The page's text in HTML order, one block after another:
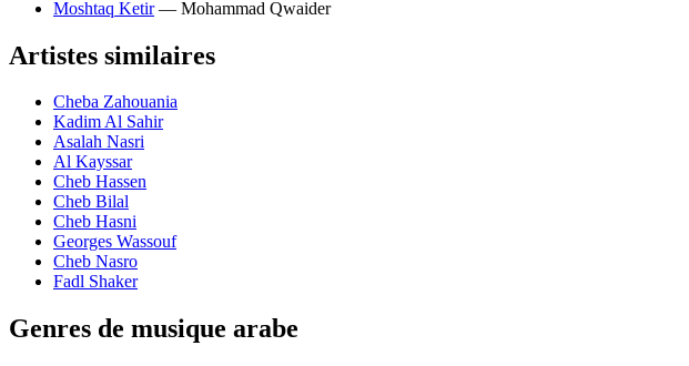
Moshtaq Ketir— Mohammad Qwaider
Artistes similaires
Cheba Zahouania
Kadim Al Sahir
Asalah Nasri
Al Kayssar
Cheb Hassen
Cheb Bilal
Cheb Hasni
Georges Wassouf
Cheb Nasro
Fadl Shaker
Genres de musique arabe